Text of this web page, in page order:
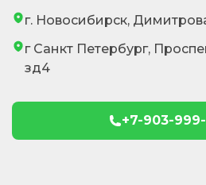
г. Новосибирск,
г Санкт Петербург,
зд4
+7-903-